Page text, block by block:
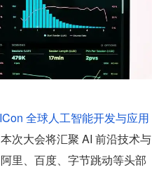
全球人工智能开发与应用
次大会将汇聚 AI 前沿技术与
里、百度、字节跳动等头部